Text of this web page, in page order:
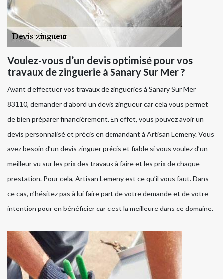
Voulez-vous d’un devis optimisé pour vos
travaux de zinguerie à Sanary Sur Mer ?
Avant d’effectuer vos travaux de zingueries à Sanary Sur Mer
83110, demander d’abord un devis zingueur car cela vous permet
de bien préparer financièrement. En effet, vous pouvez avoir un
devis personnalisé et précis en demandant à Artisan Lemeny. Vous
avez besoin d’un devis zinguer précis et fiable si vous voulez d’un
meilleur vu sur les prix des travaux à faire et les prix de chaque
prestation. Pour cela, Artisan Lemeny est ce qu’il vous faut. Dans
ce cas, n’hésitez pas à lui faire part de votre demande et de votre
intention pour en bénéficier car c’est la meilleure dans ce domaine.